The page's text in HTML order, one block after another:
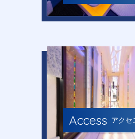
Access アクセ